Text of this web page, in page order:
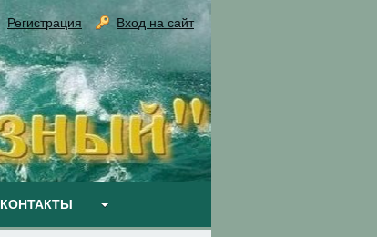
Регистрация Вход на сайт
КОНТАКТЫ